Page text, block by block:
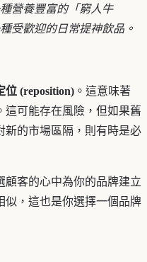
營養豐富的「窮人牛
受歡迎的日常提神飲品。
位 (reposition) 。這意味著
這可能存在風險，但如果舊
新的市場區隔，則有時是必
顧客的心中為你的品牌建立
似，這也是你選擇一個品牌